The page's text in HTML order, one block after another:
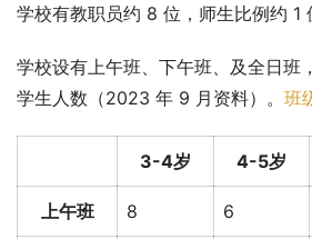
学校有教职员约 8 位，师生比例约 1
学校设有上午班、下午班、及全日班
学生人数（2023 年 9 月资料）。 班
3-4岁 4-5岁
上午班 8 6